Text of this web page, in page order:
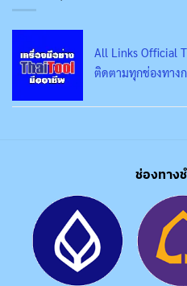
All Links Official
ติดตามทุกช่องทาง
ช่องทาง